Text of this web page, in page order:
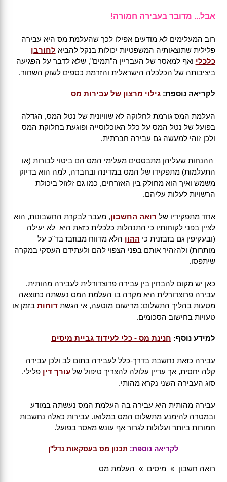
אבל... מדובר בעבירה חמורה!
רוב המעלימים לא מודעים אפילו לכך שהעלמת מס היא עבירה
פלילית שתוצאותיה המשפטיות יכולות בנקל להביא לחורבן
כלכלי ואף למאסר של העבריין ה"תמים", שלא לדבר על הפגיעה
ביציבותה של הכלכלה הישראלית והזרמת כספים לשוק השחור.
לקריאה נוספת: גילוי מרצון של עבירות מס
העלמת המס גורמת לחלוקה לא שוויונית של נטל המס, הגדלה
בפועל של נטל המס על כלל האוכלוסייה ופוגעת בחלוקת המס
ולכן זוהי למעשה גם עבירה חברתית.
ההנחות שעליהן מתבססים מעלימי המס הם ביטוי לבורות (או
התעלמות) מתפקידו של המס במדינה ובחברה, למה הוא בדיוק
משמש ואיך הוא מחולק בין האזרחים, כמו גם זלזול ביכולת
הרשויות לעלות עליהם.
אחד מתפקידיו של רואה החשבון, מעבר לבקרת החשבונות, הוא
לציין בפני לקוחותיו כי התנהלות כלכלית כזאת היא לא יעילה
(ובעקיפין גם בזבזנית כי ההון הלא מדווח מבוזבז בד"כ על
מותרות) ולהזהיר אותם בפני הצפוי להם ולעתידם העסקי במקרה
שיתפסו.
כאן יש מקום להבחין בין עבירה פרוצדורלית לעבירה מהותית.
עבירה פרוצדורלית היא מקרה בו העלמת המס נעשתה כתוצאה
מטעות בהליך התשלום: מרישום מוטעה, אי הגשתדוחות בזמן או
טעויות בחישוב הסכומים.
למידע נוסף: חנינת מס - כלי לעידוד גביית מיסים
עבירה כזאת נחשבת בדרך-כלל לעבירה בתום לב ולכן עבירה
קלה יחסית, אך עדיין עלולה להצריך טיפול שלעורך דין פלילי.
סוג העבירה השני נקרא מהותי.
עבירה מהותית היא עבירה בה העלמת המס נעשתה במודע
ובמטרה להימנע מתשלום המס במלואו. עבירות כאלה נחשבות
חמורות ביותר ועלולות לגרור אף עונש מאסר בפועל.
לקריאה נוספת: תכנון מס בעסקאות נדל''ן
רואה חשבון »מיסים » העלמת מס